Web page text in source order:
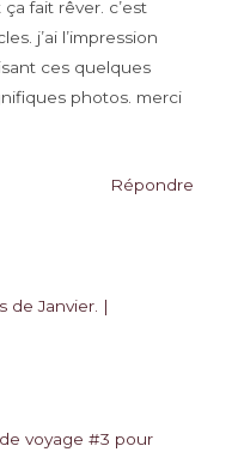
fait rêver. c’est
j’ai l’impression
ces quelques
photos. merci
Répondre
de Janvier. |
voyage #3 pour